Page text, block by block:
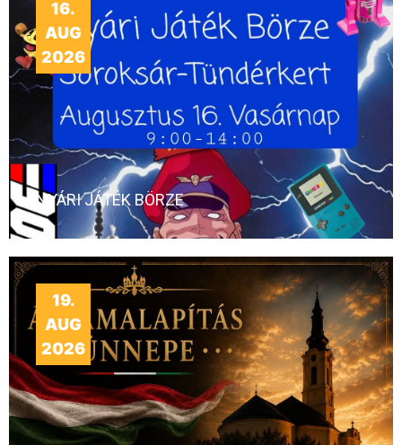
16.
AUG
2026
NYÁRI JÁTÉK BÖRZE
19.
AUG
2026